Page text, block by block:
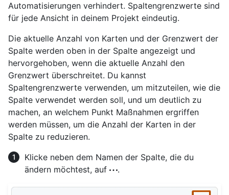
Automatisierungen verhindert. Spaltengrenzwerte sind
für jede Ansicht in deinem Projekt eindeutig.
Die aktuelle Anzahl von Karten und der Grenzwert der
Spalte werden oben in der Spalte angezeigt und
hervorgehoben, wenn die aktuelle Anzahl den
Grenzwert überschreitet. Du kannst
Spaltengrenzwerte verwenden, um mitzuteilen, wie die
Spalte verwendet werden soll, und um deutlich zu
machen, an welchem Punkt Maßnahmen ergriffen
werden müssen, um die Anzahl der Karten in der
Spalte zu reduzieren.
Klicke neben dem Namen der Spalte, die du
ändern möchtest, auf
.